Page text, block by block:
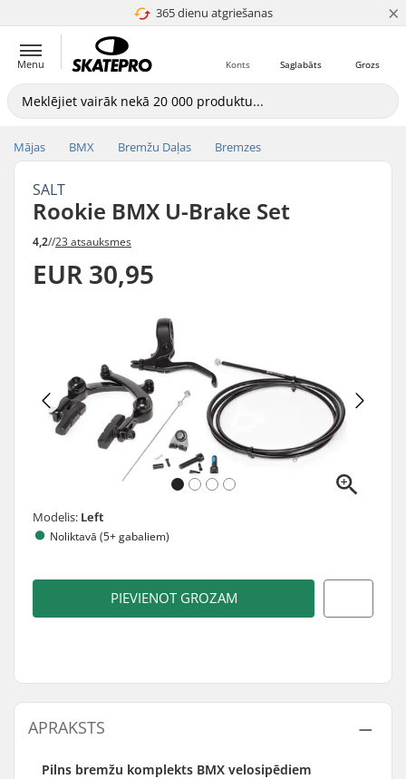
365 dienu atgriešanas
4.8 no 5 ×
Menu Grozs
Saglabāts
Konts
Mājas BMX Bremžu Daļas Bremzes
SALT
Rookie BMX U-Brake Set
4,2//23 atsauksmes
EUR 30,95
Modelis: Left
Noliktavā (5+ gabaliem)
PIEVIENOT GROZAM
APRAKSTS
Pilns bremžu komplekts BMX velosipēdiem